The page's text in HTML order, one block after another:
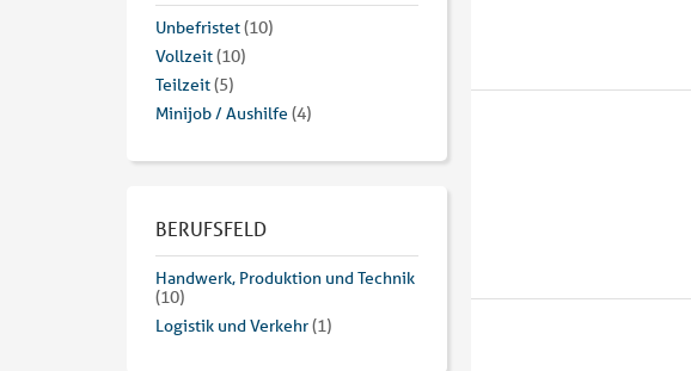
Unbefristet(10)
Vollzeit(10)
Teilzeit(5)
Minijob / Aushilfe (4)
BERUFSFELD
Handwerk, Produktion und Technik
(10)
Logistik und Verkehr(1)